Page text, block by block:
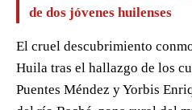
de dos jóvenes huilenses
El cruel descubrimiento
Huila tras el hallazgo de los
Puentes Méndez y Yorbis